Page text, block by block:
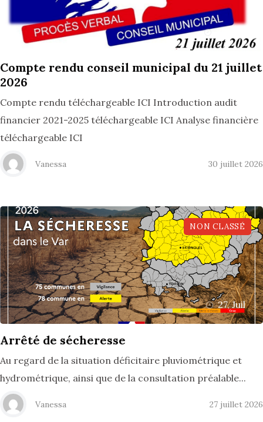
30, Juil
Compte rendu conseil municipal du 21 juillet
2026
Compte rendu téléchargeable ICI Introduction audit
financier 2021-2025 téléchargeable ICI Analyse financière
téléchargeable ICI
Vanessa 30 juillet 2026
NON CLASSÉ
27, Juil
Arrêté de sécheresse
Au regard de la situation déficitaire pluviométrique et
hydrométrique, ainsi que de la consultation préalable...
Vanessa 27 juillet 2026